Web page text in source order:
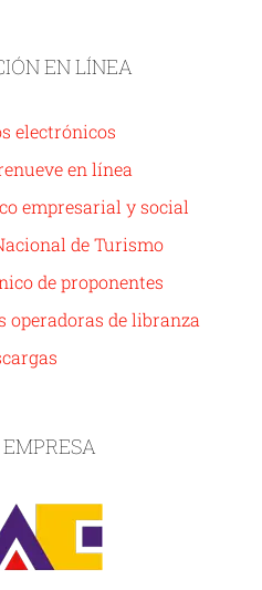
EN LÍNEA
electrónicos
en línea
empresarial y social
de Turismo
de proponentes
operadoras de libranza